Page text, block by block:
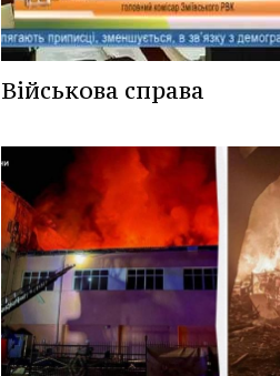
Військова справа